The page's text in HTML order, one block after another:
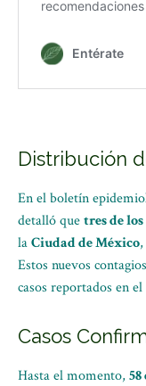
Distribución
En el boletín
detalló quetres de los
laCiudad de México,
Estos nuevos
casos reportados en el
Casos
Hasta el momento,